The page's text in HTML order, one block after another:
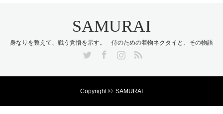
SAMURAI
身なりを整えて、戦う覚悟を示す。 侍のための着物ネクタイと、その物語
Copyright © SAMURAI